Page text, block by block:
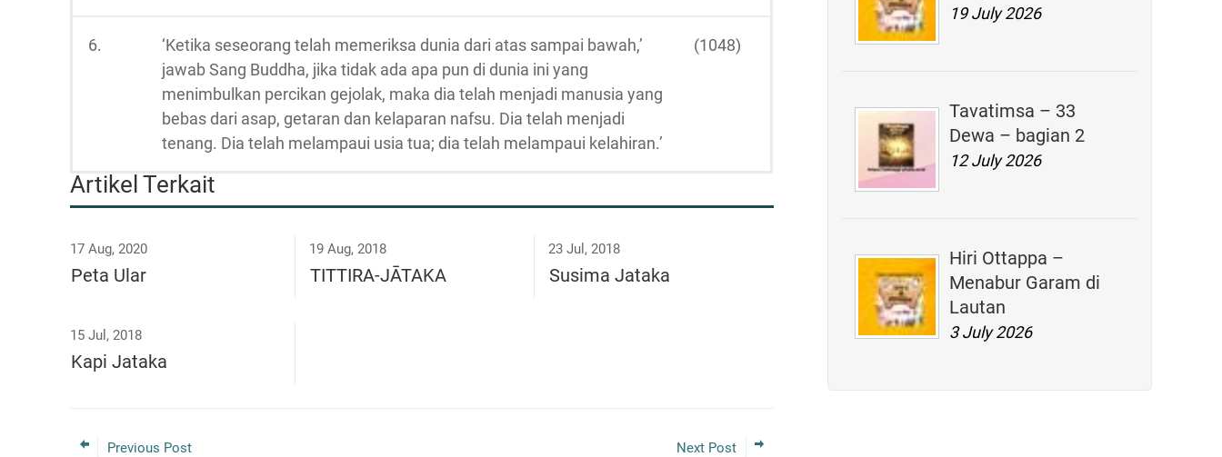
19 July 2026
Tavatimsa – 33
Dewa – bagian 2
12 July 2026
Hiri Ottappa –
Menabur Garam di
Lautan
3 July 2026
6.
‘Ketika seseorang telah memeriksa dunia dari atas sampai bawah,’
jawab Sang Buddha, jika tidak ada apa pun di dunia ini yang
menimbulkan percikan gejolak, maka dia telah menjadi manusia yang
bebas dari asap, getaran dan kelaparan nafsu. Dia telah menjadi
tenang. Dia telah melampaui usia tua; dia telah melampaui kelahiran.’
(1048)
Artikel Terkait
17 Aug, 2020
Peta Ular
19 Aug, 2018
TITTIRA-JĀTAKA
23 Jul, 2018
Susima Jataka
15 Jul, 2018
Kapi Jataka
Previous Post Next Post